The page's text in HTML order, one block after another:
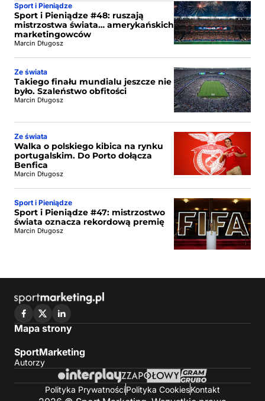
Sport i Pieniądze
Sport i Pieniądze #48: ruszają
mistrzostwa świata… amerykańskich
marketingowców
Marcin Długosz
Ze świata
Takiego finału mundialu jeszcze nie
było. Szaleństwo obfitości
Marcin Długosz
Ze świata
Walka o polskiego kibica na rynku
portugalskim. Do Porto dołącza
Benfica
Marcin Długosz
Sport i Pieniądze
Sport i Pieniądze #47: mistrzostwo
świata oznacza rekordową premię
Marcin Długosz
Mapa strony
SportMarketing
Autorzy
Polityka PrywatnościPolityka CookiesKontakt